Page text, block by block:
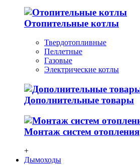
Отопительные котлы
Твердотопливные
Пеллетные
Газовые
Электрические котлы
Дополнительные товары
Монтаж систем отопления
+
Дымоходы